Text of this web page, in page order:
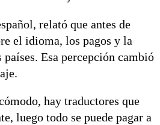
relató que antes de
el idioma, los pagos y la
Esa percepción cambió
hay traductores que
luego todo se puede pagar a